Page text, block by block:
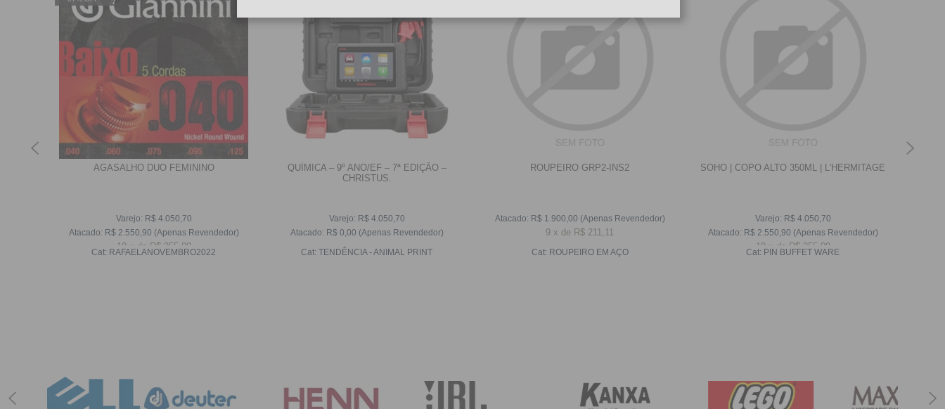
AGASALHO DUO FEMININO
Varejo: R$ 4.050,70
Atacado: R$ 2.550,90 (Apenas Revendedor)
10 x de R$ 255,09
Cat: RAFAELANOVEMBRO2022
QUÍMICA – 9º ANO/EF – 7ª EDIÇÃO –
CHRISTUS.
Varejo: R$ 4.050,70
Atacado: R$ 0,00 (Apenas Revendedor)
Cat: TENDÊNCIA - ANIMAL PRINT
ROUPEIRO GRP2-INS2
Atacado: R$ 1.900,00 (Apenas Revendedor)
9 x de R$ 211,11
Cat: ROUPEIRO EM AÇO
SOHO | COPO ALTO 350ML | L'HERMITAGE
Varejo: R$ 4.050,70
Atacado: R$ 2.550,90 (Apenas Revendedor)
10 x de R$ 255,09
Cat: PIN BUFFET WARE